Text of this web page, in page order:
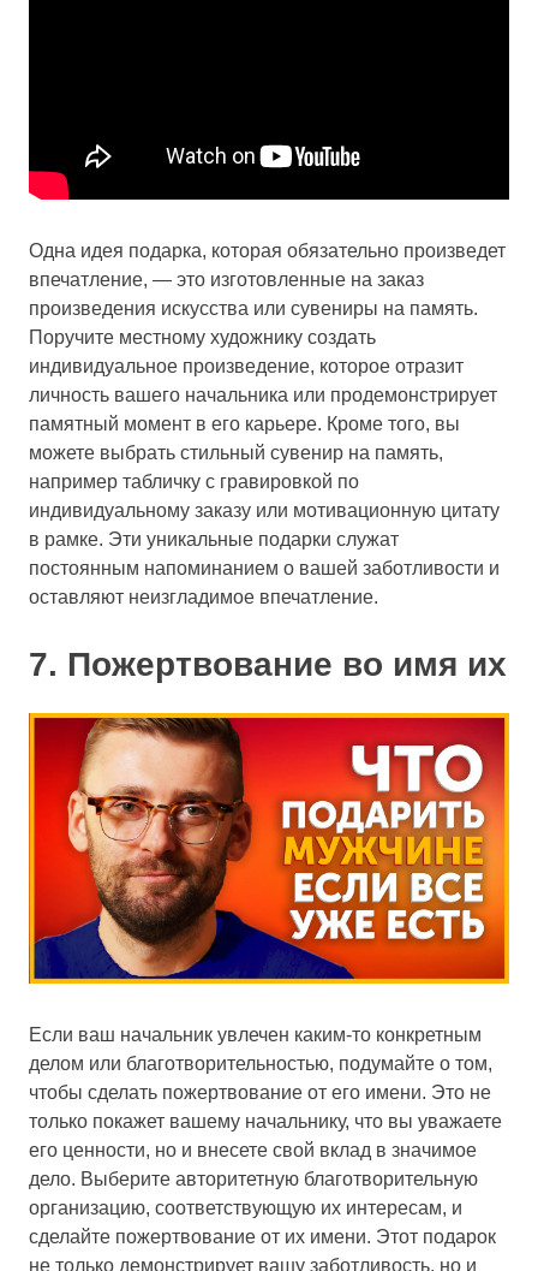
Одна идея подарка, которая обязательно произведет
впечатление, — это изготовленные на заказ
произведения искусства или сувениры на память.
Поручите местному художнику создать
индивидуальное произведение, которое отразит
личность вашего начальника или продемонстрирует
памятный момент в его карьере. Кроме того, вы
можете выбрать стильный сувенир на память,
например табличку с гравировкой по
индивидуальному заказу или мотивационную цитату
в рамке. Эти уникальные подарки служат
постоянным напоминанием о вашей заботливости и
оставляют неизгладимое впечатление.
7. Пожертвование во имя их
Если ваш начальник увлечен каким-то конкретным
делом или благотворительностью, подумайте о том,
чтобы сделать пожертвование от его имени. Это не
только покажет вашему начальнику, что вы уважаете
его ценности, но и внесете свой вклад в значимое
дело. Выберите авторитетную благотворительную
организацию, соответствующую их интересам, и
сделайте пожертвование от их имени. Этот подарок
не только демонстрирует вашу заботливость, но и